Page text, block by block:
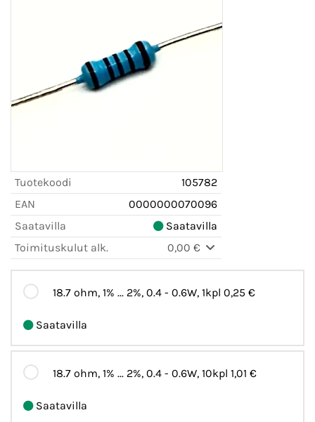
Tuotekoodi
105782
EAN
0000000070096
Saatavilla
Saatavilla
Toimituskulut alk.
0,00 €
18.7 ohm, 1% ... 2%, 0.4 - 0.6W, 1kpl 0,25 €
Saatavilla
18.7 ohm, 1% ... 2%, 0.4 - 0.6W, 10kpl 1,01 €
Saatavilla